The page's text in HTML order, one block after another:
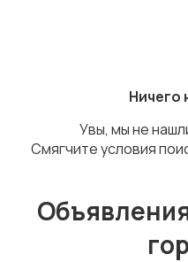
Ремонт и строительство
Компьютерные услуги
Ничего
Увы, мы не
Смягчите условия